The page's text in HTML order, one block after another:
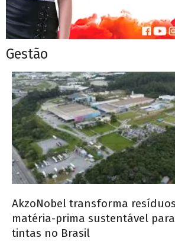
Gestão
AkzoNobel transforma
matéria-prima sustentável
tintas no Brasil